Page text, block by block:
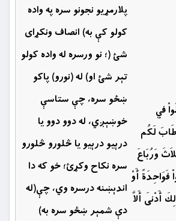
فِي
طَابَ لَكُم
وَرُبَاعَ
فَوَاحِدَةً أَوْ
أَدْنَى أَلاَّ
پلارمړیو نجونو سره په واده
كولو كې به) انصاف ونکړاى
شئ (؛ نو ورسره له واده كولو
تېر شئ او) له (نورو) پاكو
ښځو سره، چې ستاسې
خوښېږي، له دوو دوو يا
درېيو درېیو يا څلورو څلورو
سره نكاح وكړئ؛ خو كه دا
اندېښنه درسره وي، چې(له
دې شمېر ښځو سره به)